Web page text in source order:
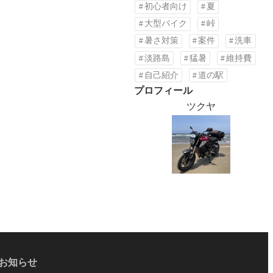
初心者向け
夏
大型バイク
峠
暑さ対策
案件
洗車
淡路島
猛暑
維持費
自己紹介
道の駅
プロフィール
ツクヤ
知らせ